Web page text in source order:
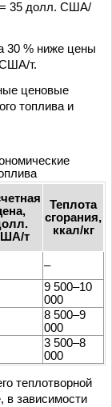
= 35 долл. США/
30 % ниже цены
США/т.
ценовые
топлива и
т
Теплота
сгорания,
ккал/кг
–
9 500–10
000
8 500–9
000
3 500–8
000
теплотворной
в зависимости